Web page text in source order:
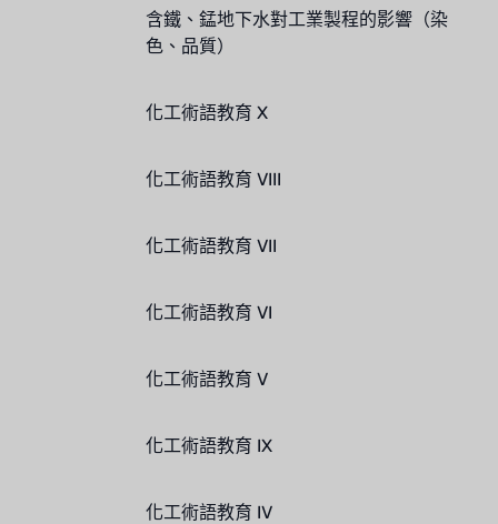
含鐵、錳地下水對工業製程的影響（染
色、品質）
化工術語教育 X
化工術語教育 VIII
化工術語教育 VII
化工術語教育 VI
化工術語教育 V
化工術語教育 IX
化工術語教育 IV